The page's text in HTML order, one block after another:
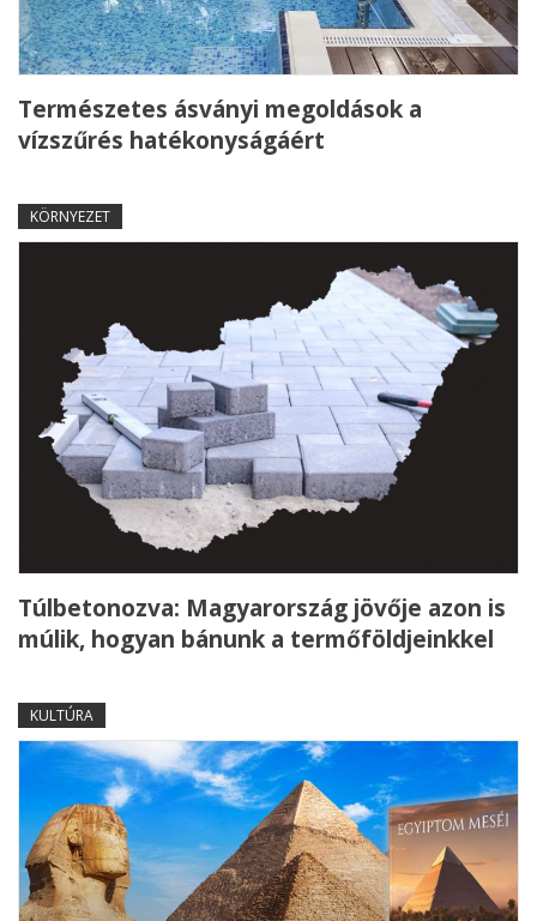
Természetes ásványi megoldások a
vízszűrés hatékonyságáért
KÖRNYEZET
Túlbetonozva: Magyarország jövője azon is
múlik, hogyan bánunk a termőföldjeinkkel
KULTÚRA